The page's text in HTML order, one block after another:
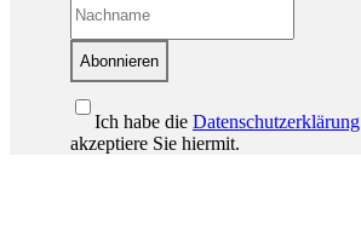
Abonnieren
Ich habe die Datenschutzerklärung
akzeptiere Sie hiermit.